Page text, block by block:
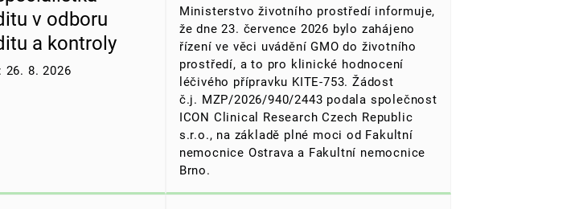
v odboru
a kontroly
26. 8. 2026
Ministerstvo životního prostředí informuje,
že dne 23. července 2026 bylo zahájeno
řízení ve věci uvádění GMO do životního
prostředí, a to pro klinické hodnocení
léčivého přípravku KITE-753. Žádost
č.j. MZP/2026/940/2443 podala společnost
ICON Clinical Research Czech Republic
s.r.o., na základě plné moci od Fakultní
nemocnice Ostrava a Fakultní nemocnice
Brno.